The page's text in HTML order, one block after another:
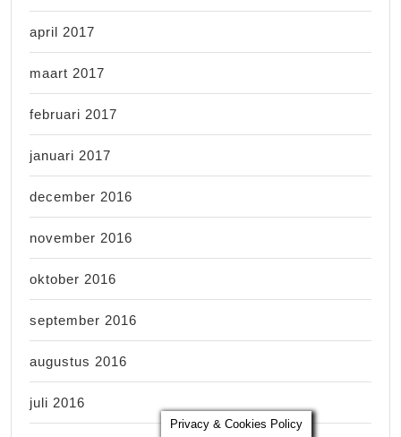
april 2017
maart 2017
februari 2017
januari 2017
december 2016
november 2016
oktober 2016
september 2016
augustus 2016
juli 2016
Privacy & Cookies Policy